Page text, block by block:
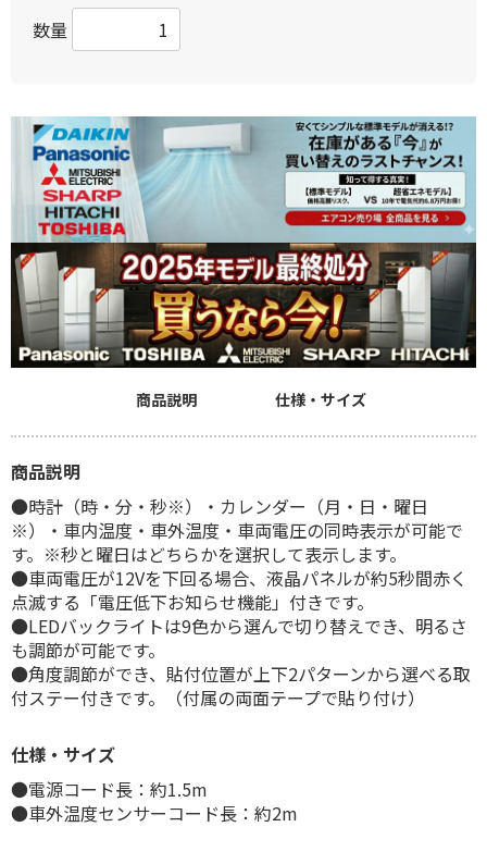
数量
商品説明 仕様・サイズ
商品説明
●時計（時・分・秒※）・カレンダー（月・日・曜日
※）・車内温度・車外温度・車両電圧の同時表示が可能で
す。※秒と曜日はどちらかを選択して表示します。
●車両電圧が12Vを下回る場合、液晶パネルが約5秒間赤く
点滅する「電圧低下お知らせ機能」付きです。
●LEDバックライトは9色から選んで切り替えでき、明るさ
も調節が可能です。
●角度調節ができ、貼付位置が上下2パターンから選べる取
付ステー付きです。（付属の両面テープで貼り付け）
仕様・サイズ
●電源コード長：約1.5m
●車外温度センサーコード長：約2m